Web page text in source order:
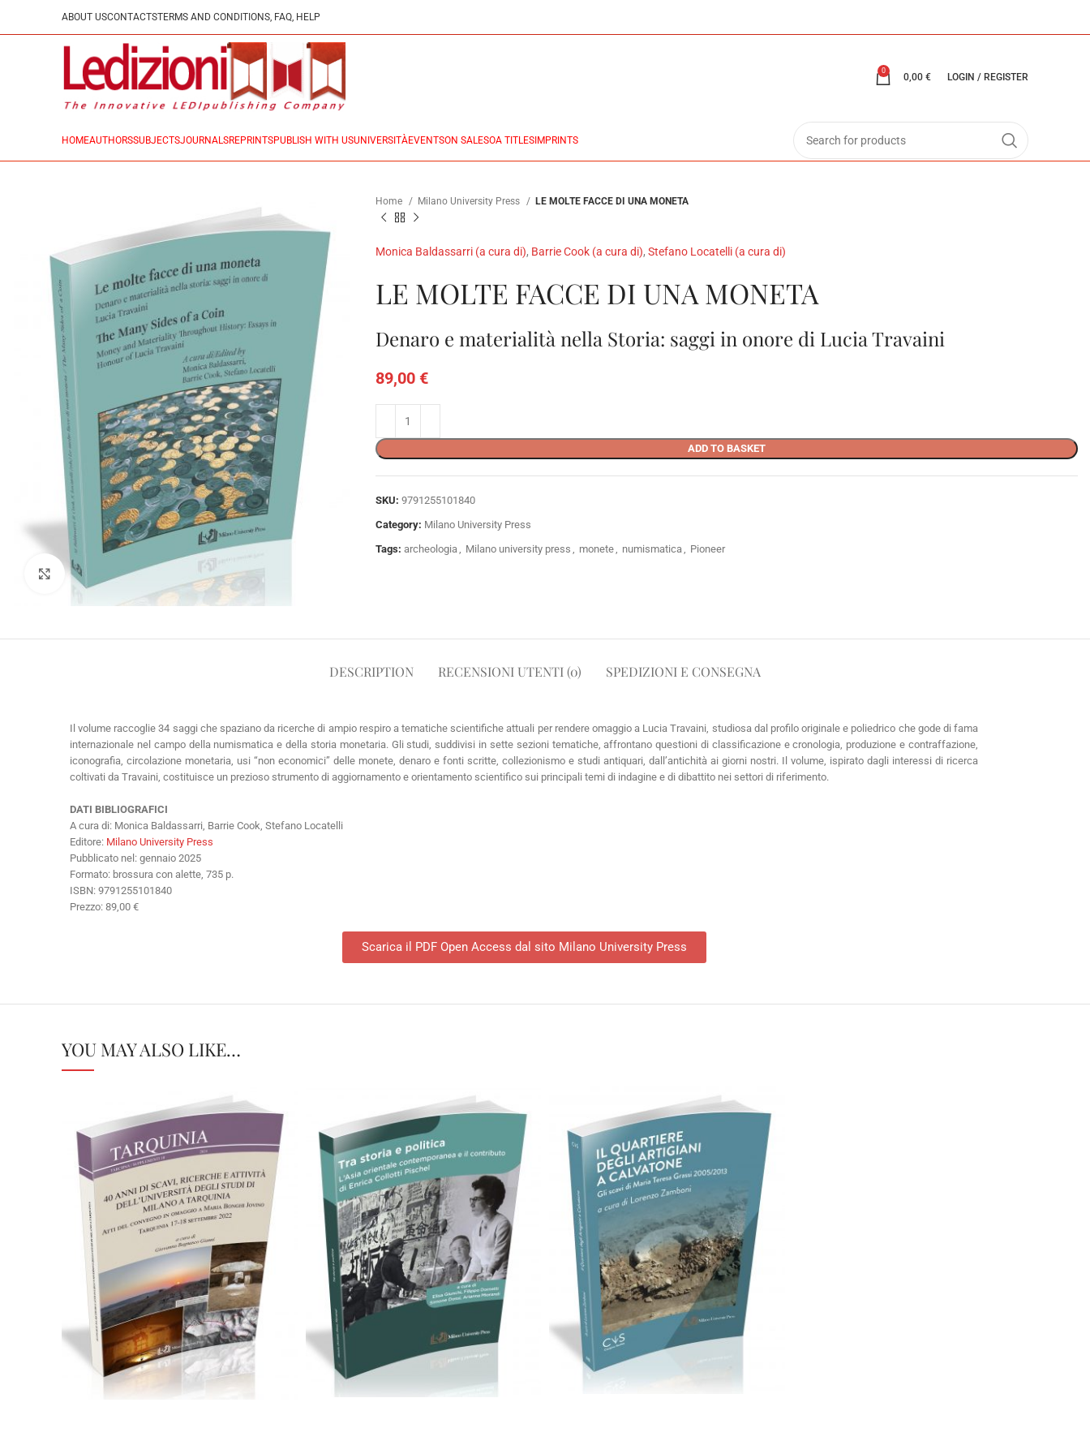
ABOUT USCONTACTSTERMS AND CONDITIONS, FAQ, HELP
0
0,00 € LOGIN / REGISTER
HOMEAUTHORSSUBJECTSJOURNALSREPRINTSPUBLISH WITH USUNIVERSITÀEVENTSON SALESOA TITLES IMPRINTS
Click to enlarge
Home Milano University Press LE MOLTE FACCE DI UNA MONETA
Monica Baldassarri (a cura di), Barrie Cook (a cura di), Stefano Locatelli (a cura di)
LE MOLTE FACCE DI UNA MONETA
Denaro e materialità nella Storia: saggi in onore di Lucia Travaini
89,00 €
ADD TO BASKET
SKU: 9791255101840
Category: Milano University Press
Tags: archeologia Milano university press monete numismatica Pioneer
DESCRIPTION RECENSIONI UTENTI (0) SPEDIZIONI E CONSEGNA
Il volume raccoglie 34 saggi che spaziano da ricerche di ampio respiro a tematiche scientifiche attuali per rendere omaggio a Lucia Travaini, studiosa dal profilo originale e poliedrico che gode di fama
internazionale nel campo della numismatica e della storia monetaria. Gli studi, suddivisi in sette sezioni tematiche, affrontano questioni di classificazione e cronologia, produzione e contraffazione,
iconografia, circolazione monetaria, usi “non economici” delle monete, denaro e fonti scritte, collezionismo e studi antiquari, dall’antichità ai giorni nostri. Il volume, ispirato dagli interessi di ricerca
coltivati da Travaini, costituisce un prezioso strumento di aggiornamento e orientamento scientifico sui principali temi di indagine e di dibattito nei settori di riferimento.
DATI BIBLIOGRAFICI
A cura di: Monica Baldassarri, Barrie Cook, Stefano Locatelli
Editore: Milano University Press
Pubblicato nel: gennaio 2025
Formato: brossura con alette, 735 p.
ISBN: 9791255101840
Prezzo: 89,00 €
Scarica il PDF Open Access dal sito Milano University Press
YOU MAY ALSO LIKE…
49,00€
Add to basket
24,00€
Add to basket
49,00€
Add to basket